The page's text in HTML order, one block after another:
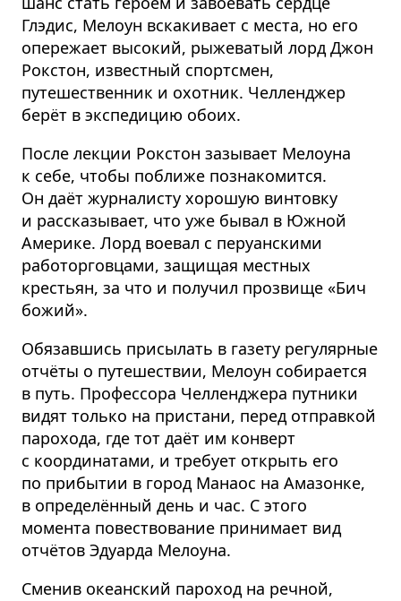
Глэдис, Мелоун вскакивает с места, но его
опережает высокий, рыжеватый лорд Джон
Рокстон, известный спортсмен,
путешественник и охотник. Челленджер
берёт в экспедицию обоих.
После лекции Рокстон зазывает Мелоуна
к себе, чтобы поближе познакомится.
Он даёт журналисту хорошую винтовку
и рассказывает, что уже бывал в Южной
Америке. Лорд воевал с перуанскими
работор­говцами, защищая местных
крестьян, за что и получил прозвище «Бич
божий».
Обязавшись присылать в газету регулярные
отчёты о путешествии, Мелоун собирается
в путь. Профессора Челленджера путники
видят только на пристани, перед отправкой
парохода, где тот даёт им конверт
с координатами, и требует открыть его
по прибытии в город Манаос на Амазонке,
в определённый день и час. С этого
момента повествование принимает вид
отчётов Эдуарда Мелоуна.
Сменив океанский пароход на речной,